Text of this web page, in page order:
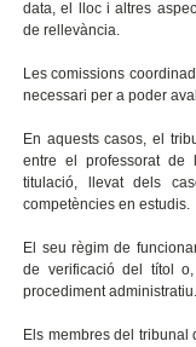
data, el lloc i altres
de rellevància.
Les comissions
necessari per a poder
En aquests casos, el
entre el professorat de
titulació, llevat dels
competències en estudis.
El seu règim de
de verificació del títol
procediment administratiu.
Els membres del tribunal